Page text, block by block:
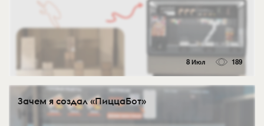
8 Июл 189
Зачем я создал «ПиццаБот»